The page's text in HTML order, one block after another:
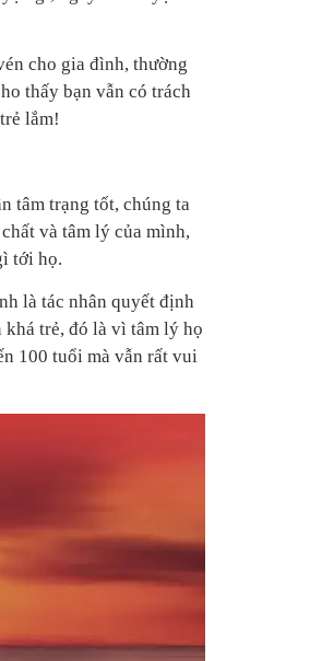
cho gia đình, thường
thấy bạn vẫn có trách
lắm!
tâm trạng tốt, chúng ta
và tâm lý của mình,
tới họ.
là tác nhân quyết định
trẻ, đó là vì tâm lý họ
100 tuổi mà vẫn rất vui